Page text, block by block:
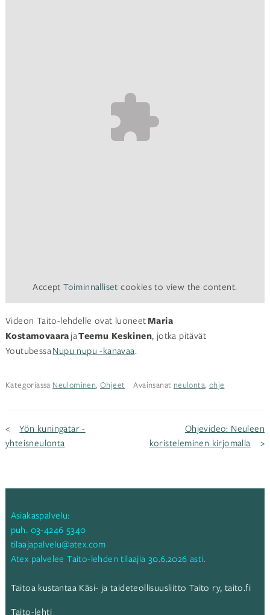
AcceptToiminnalliset cookies to view the content.
Videon Taito-lehdelle ovat luoneetMaria
Kostamovaara jaTeemu Keskinen, jotka pitävät
Youtubessa Nupu nupu -kanavaa.
Kategoriassa Neulominen, Ohjeet Avainsanat neulonta, ohje
Artikkelien
Yön kuningatar -
yhteisneulonta
Ohjevideo: Neuleen
koristeleminen kirjomalla
Asiakaspalvelu:
puh. 03-4246 5340
tilaajapalvelu@atex.com
Atex palvelee Taito-lehden tilaajia 30.6.2026 asti.
Taitoa kustantaa Käsi- ja taideteollisuusliitto Taito ry, taito.fi
Taito-lehti